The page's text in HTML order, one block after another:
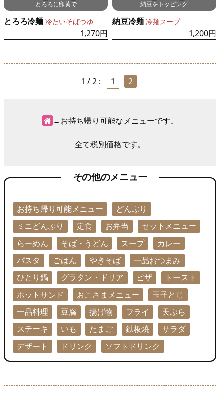
とろろに卵黄で
とろろ冷麺 冷たいそばつゆ
1,270円
納豆をトッピング
納豆冷麺 冷麺スープ
1,200円
1 / 2 : 1 2
←お持ち帰り可能なメニューです。
全て税別価格です。
その他のメニュー
お持ち帰り可能メニュー
どんぶり
ミニどんぶり
定食 お弁当
セットメニュー
らーめん
そば・うどん スープ
カレー
パスタ
ごはん やきそば
一品おつまみ
ひとり鍋
グラタン・ドリア ピザ
トースト
ホットサンド
おこさまメニュー
玉子とじ
一品料理
豆腐 揚げ物 フライ
天ぷら
ステーキ
いも たまご 鉄板焼
サラダ
デザート
ドリンク ソフトドリンク